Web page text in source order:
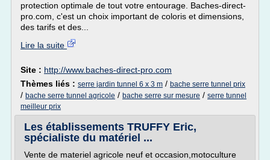
protection optimale de tout votre entourage. Baches-direct-
pro.com, c'est un choix important de coloris et dimensions,
des tarifs et des...
Lire la suite
Site : http://www.baches-direct-pro.com
Thèmes liés : serre jardin tunnel 6 x 3 m / bache serre tunnel prix
/ bache serre tunnel agricole / bache serre sur mesure / serre tunnel
meilleur prix
Les établissements TRUFFY Eric,
spécialiste du matériel ...
Vente de materiel agricole neuf et occasion,motoculture